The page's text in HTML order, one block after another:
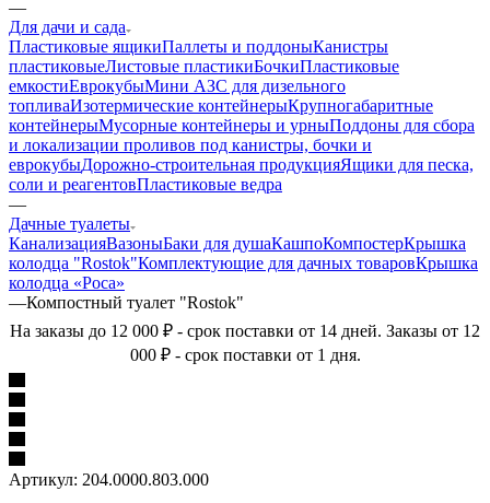
—
Для дачи и сада
Пластиковые ящикиПаллеты и поддоныКанистры
пластиковыеЛистовые пластикиБочкиПластиковые
емкостиЕврокубыМини АЗС для дизельного
топливаИзотермические контейнерыКрупногабаритные
контейнерыМусорные контейнеры и урныПоддоны для сбора
и локализации проливов под канистры, бочки и
еврокубыДорожно-строительная продукцияЯщики для песка,
соли и реагентовПластиковые ведра
—
Дачные туалеты
КанализацияВазоныБаки для душаКашпоКомпостерКрышка
колодца "Rostok"Комплектующие для дачных товаровКрышка
колодца «Роса»
—Компостный туалет "Rostok"
На заказы до 12 000 ₽ - срок поставки от 14 дней. Заказы от 12
000 ₽ - срок поставки от 1 дня.
Артикул: 204.0000.803.000